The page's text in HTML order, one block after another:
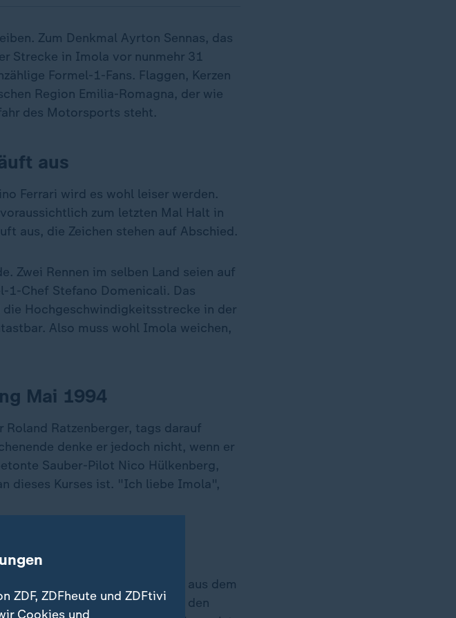
Zum Denkmal Ayrton Sennas, das
Strecke in Imola vor nunmehr 31
Formel-1-Fans. Flaggen, Kerzen
Region Emilia-Romagna, der wie
des Motorsports steht.
aus
Ferrari wird es wohl leiser werden.
zum letzten Mal Halt in
aus, die Zeichen stehen auf Abschied.
Zwei Rennen im selben Land seien auf
1-Chef Stefano Domenicali. Das
Hochgeschwindigkeitsstrecke in der
Also muss wohl Imola weichen,
Mai 1994
Ratzenberger, tags darauf
denke er jedoch nicht, wenn er
Sauber-Pilot Nico Hülkenberg,
dieses Kurses ist. "Ich liebe Imola",
Jungstar Kimi Antonelli, der aus dem
school" - doch Tradition ist den
ZDF, ZDFheute und ZDFtivi
Cookies und